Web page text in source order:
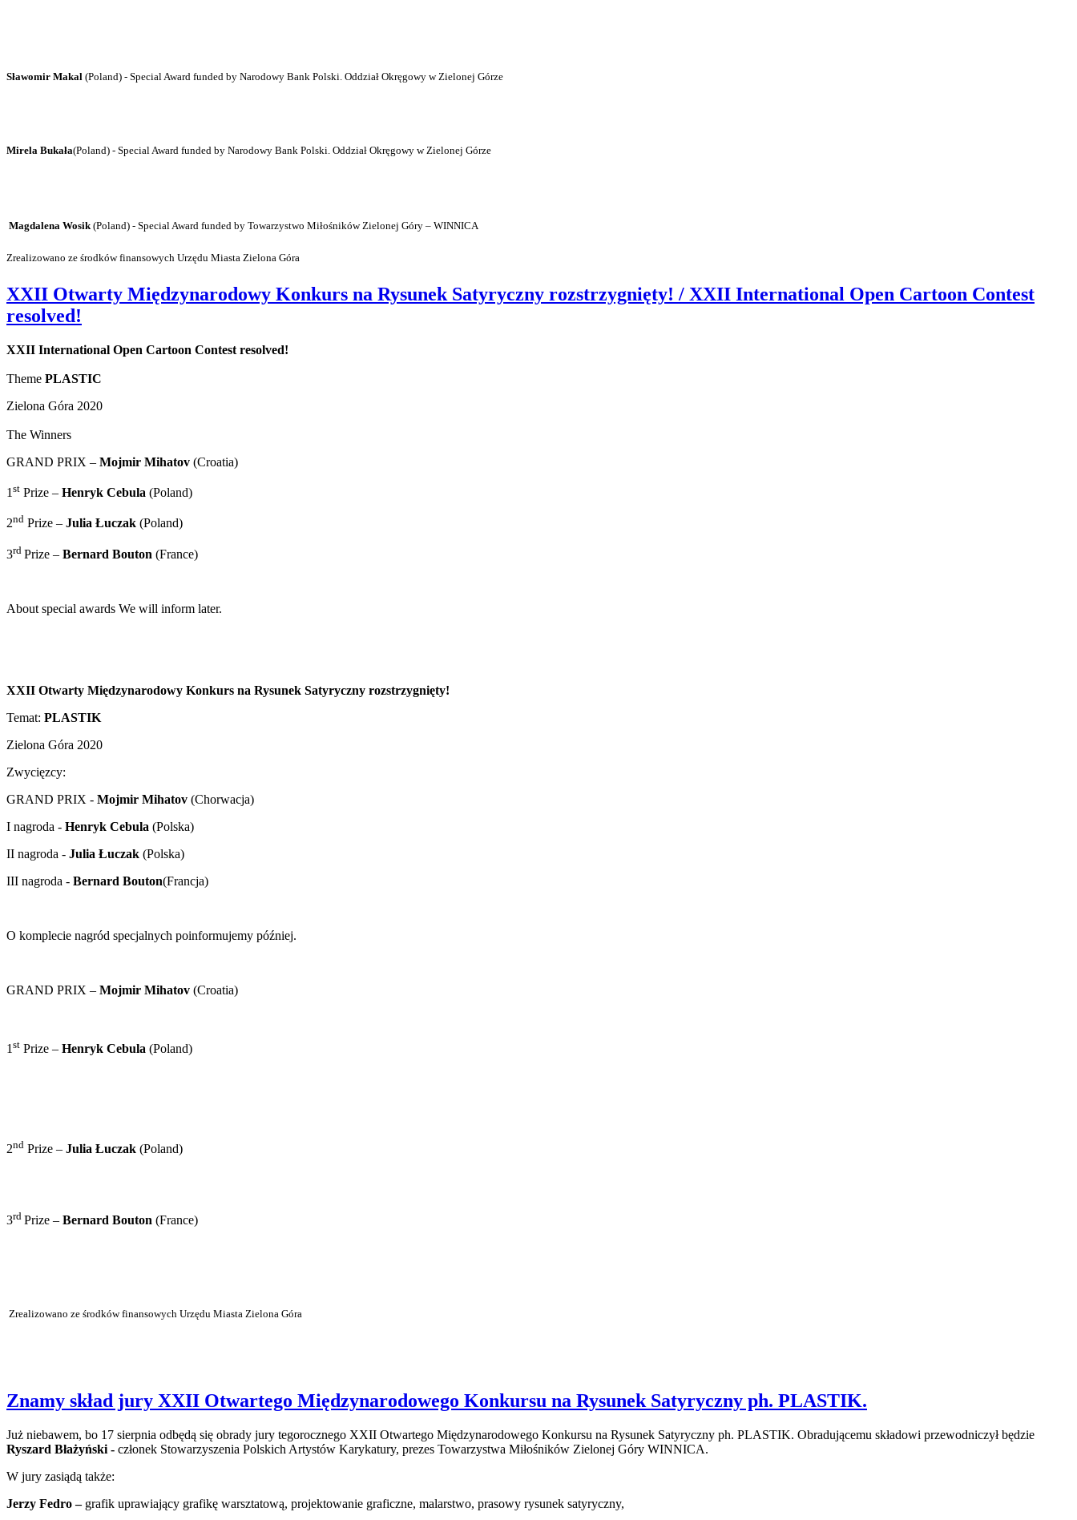
Sławomir Makal (Poland) - Special Award funded by Narodowy Bank Polski. Oddział Okręgowy w Zielonej Górze
Mirela Bukała(Poland) - Special Award funded by Narodowy Bank Polski. Oddział Okręgowy w Zielonej Górze
Magdalena Wosik (Poland) - Special Award funded by Towarzystwo Miłośników Zielonej Góry – WINNICA
Zrealizowano ze środków finansowych Urzędu Miasta Zielona Góra
XXII Otwarty Międzynarodowy Konkurs na Rysunek Satyryczny rozstrzygnięty! / XXII International Open Cartoon Contest
resolved!
XXII International Open Cartoon Contest resolved!
Theme PLASTIC
Zielona Góra 2020
The Winners
GRAND PRIX – Mojmir Mihatov (Croatia)
1 st Prize – Henryk Cebula (Poland)
2nd Prize – Julia Łuczak (Poland)
3rd Prize – Bernard Bouton (France)
About special awards We will inform later.
XXII Otwarty Międzynarodowy Konkurs na Rysunek Satyryczny rozstrzygnięty!
Temat: PLASTIK
Zielona Góra 2020
Zwycięzcy:
GRAND PRIX - Mojmir Mihatov (Chorwacja)
I nagroda - Henryk Cebula (Polska)
II nagroda - Julia Łuczak (Polska)
III nagroda - Bernard Bouton(Francja)
O komplecie nagród specjalnych poinformujemy później.
GRAND PRIX – Mojmir Mihatov (Croatia)
1 st Prize – Henryk Cebula (Poland)
2nd Prize – Julia Łuczak (Poland)
3rd Prize – Bernard Bouton (France)
Zrealizowano ze środków finansowych Urzędu Miasta Zielona Góra
Znamy skład jury XXII Otwartego Międzynarodowego Konkursu na Rysunek Satyryczny ph. PLASTIK.
Już niebawem, bo 17 sierpnia odbędą się obrady jury tegorocznego XXII Otwartego Międzynarodowego Konkursu na Rysunek Satyryczny ph. PLASTIK. Obradującemu składowi przewodniczył będzie
Ryszard Błażyński - członek Stowarzyszenia Polskich Artystów Karykatury, prezes Towarzystwa Miłośników Zielonej Góry WINNICA.
W jury zasiądą także:
Jerzy Fedro – grafik uprawiający grafikę warsztatową, projektowanie graficzne, malarstwo, prasowy rysunek satyryczny,